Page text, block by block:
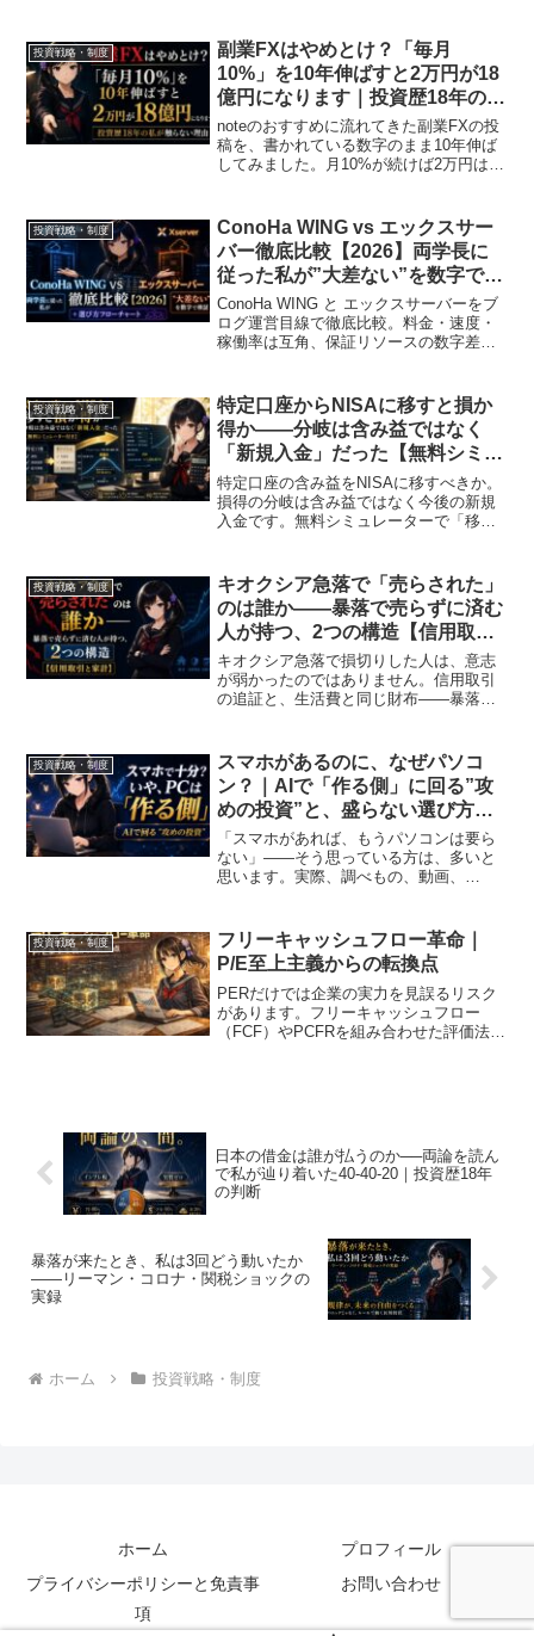
投資戦略・制度
副業FXはやめとけ？「毎月
10%」を10年伸ばすと2万円が18
億円になります｜投資歴18年の私
が触らない理由
noteのおすすめに流れてきた副業FXの投
稿を、書かれている数字のまま10年伸ば
してみました。月10%が続けば2万円は18
る3つの質問を書きました。
投資戦略・制度
ConoHa WING vs エックスサー
バー徹底比較【2026】両学長に
従った私が”大差ない”を数字で検
証＋選び方フローチャート
ConoHa WING と エックスサーバーをブ
ログ運営目線で徹底比較。料金・速度・
稼働率は互角、保証リソースの数字差、
ンとしての副業ブログ視点で解説しま
す。
投資戦略・制度
特定口座からNISAに移すと損か
得か——分岐は含み益ではなく
「新規入金」だった【無料シミュ
レーター付き】
特定口座の含み益をNISAに移すべきか。
損得の分岐は含み益ではなく今後の新規
入金です。無料シミュレーターで「移さ
むのが正解です。
投資戦略・制度
キオクシア急落で「売らされた」
のは誰か——暴落で売らずに済む
人が持つ、2つの構造【信用取引
と家計】
キオクシア急落で損切りした人は、意志
が弱かったのではありません。信用取引
の追証と、生活費と同じ財布——暴落で
る」売らされない準備をまとめました。
投資戦略・制度
スマホがあるのに、なぜパソコ
ン？｜AIで「作る側」に回る”攻
めの投資”と、盛らない選び方
【Mac/Windows】
「スマホがあれば、もうパソコンは要ら
ない」——そう思っている方は、多いと
思います。実際、調べもの、動画、
す。それでも私は、これからの時代こ
そ、パソコンが必要だと考えてい...
投資戦略・制度
フリーキャッシュフロー革命｜
P/E至上主義からの転換点
PERだけでは企業の実力を見誤るリスク
があります。フリーキャッシュフロー
（FCF）やPCFRを組み合わせた評価法
日本の借金は誰が払うのか──両論を読ん
で私が辿り着いた40-40-20｜投資歴18年
の判断
暴落が来たとき、私は3回どう動いたか
——リーマン・コロナ・関税ショックの
実録
ホーム 投資戦略・制度
ホーム
プロフィール
プライバシーポリシーと免責事
項
お問い合わせ